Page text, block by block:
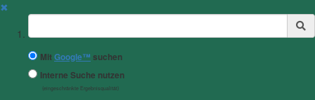
✖
Suchbegriff
MitGoogle™ suchen
Interne Suche nutzen
(eingeschränkte Ergebnisqualität)